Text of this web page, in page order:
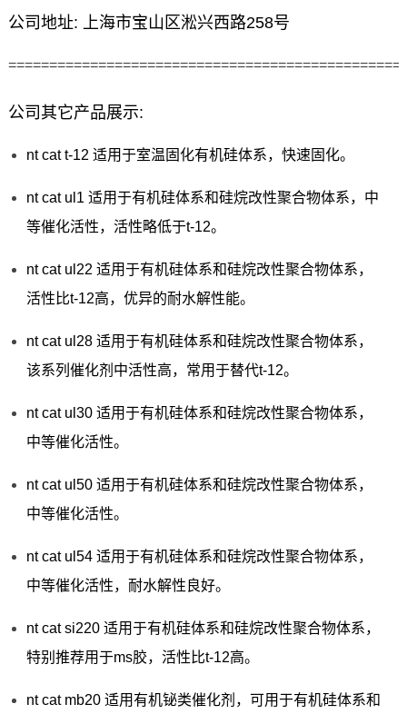
公司地址: 上海市宝山区淞兴西路258号
公司其它产品展示:
nt cat t-12 适用于室温固化有机硅体系，快速固化。
nt cat ul1 适用于有机硅体系和硅烷改性聚合物体系，中
等催化活性，活性略低于t-12。
nt cat ul22 适用于有机硅体系和硅烷改性聚合物体系，
活性比t-12高，优异的耐水解性能。
nt cat ul28 适用于有机硅体系和硅烷改性聚合物体系，
该系列催化剂中活性高，常用于替代t-12。
nt cat ul30 适用于有机硅体系和硅烷改性聚合物体系，
中等催化活性。
nt cat ul50 适用于有机硅体系和硅烷改性聚合物体系，
中等催化活性。
nt cat ul54 适用于有机硅体系和硅烷改性聚合物体系，
中等催化活性，耐水解性良好。
nt cat si220 适用于有机硅体系和硅烷改性聚合物体系，
特别推荐用于ms胶，活性比t-12高。
nt cat mb20 适用有机铋类催化剂，可用于有机硅体系和